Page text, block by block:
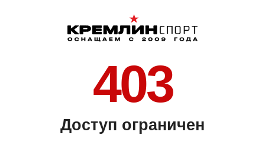
403
Доступ ограничен